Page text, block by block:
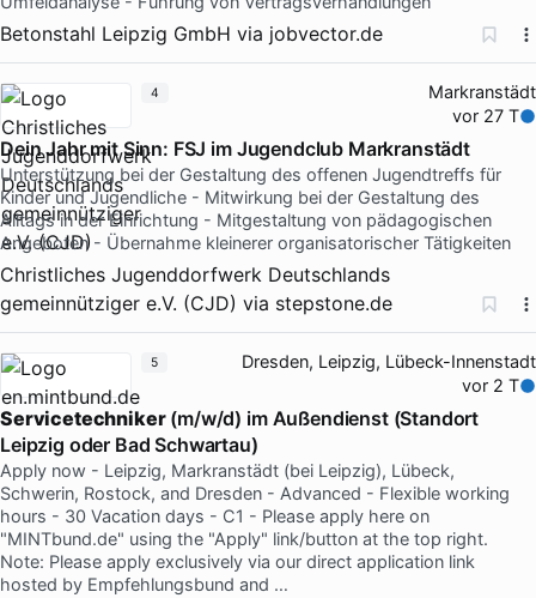
Betonstahl Leipzig GmbH via jobvector.de
Markranstädt
vor 27 T
Dein Jahr mit Sinn: FSJ im Jugendclub Markranstädt
Unterstützung bei der Gestaltung des offenen Jugendtreffs für
Kinder und Jugendliche - Mitwirkung bei der Gestaltung des
Alltags in der Einrichtung - Mitgestaltung von pädagogischen
Angeboten - Übernahme kleinerer organisatorischer Tätigkeiten
Christliches Jugenddorfwerk Deutschlands
gemeinnütziger e.V. (CJD) via stepstone.de
4
Dresden, Leipzig, Lübeck-Innenstadt
vor 2 T
Servicetechniker(m/w/d) im Außendienst (Standort
Leipzig oder Bad Schwartau)
Apply now - Leipzig, Markranstädt (bei Leipzig), Lübeck,
Schwerin, Rostock, and Dresden - Advanced - Flexible working
hours - 30 Vacation days - C1 - Please apply here on
"MINTbund.de" using the "Apply" link/button at the top right.
Note: Please apply exclusively via our direct application link
hosted by Empfehlungsbund and …
5